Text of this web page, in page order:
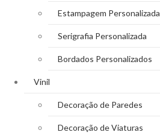
Estampagem Personalizada
Serigrafia Personalizada
Bordados Personalizados
Vinil
Decoração de Paredes
Decoração de Viaturas